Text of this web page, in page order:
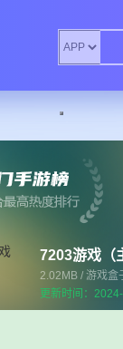
7203游戏（
2.02MB / 游戏盒
更新时间：